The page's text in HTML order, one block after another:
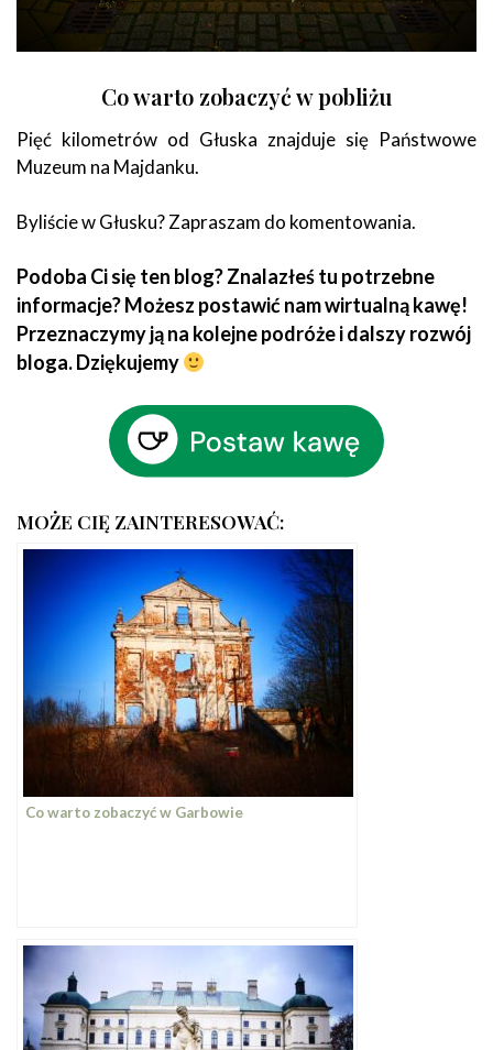
Co warto zobaczyć w pobliżu
Pięć kilometrów od Głuska znajduje się Państwowe
Muzeum na Majdanku.
Byliście w Głusku? Zapraszam do komentowania.
Podoba Ci się ten blog? Znalazłeś tu potrzebne
informacje? Możesz postawić nam wirtualną kawę!
Przeznaczymy ją na kolejne podróże i dalszy rozwój
bloga. Dziękujemy
MOŻE CIĘ ZAINTERESOWAĆ:
Co warto zobaczyć w Garbowie